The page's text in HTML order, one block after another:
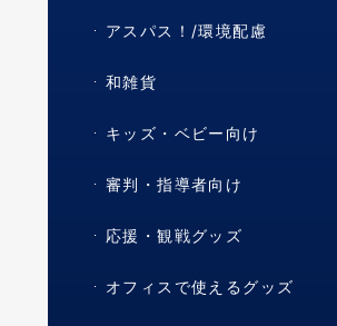
アスパス！/環境配慮
和雑貨
キッズ・ベビー向け
審判・指導者向け
応援・観戦グッズ
オフィスで使えるグッズ